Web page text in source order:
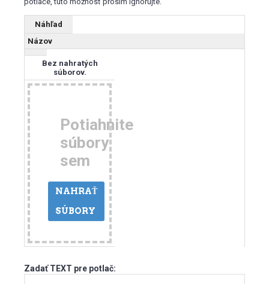
Náhľad
Názov
Bez nahratých
súborov.
Potiahnite
súbory
sem
NAHRAŤ
SÚBORY
Zadať TEXT pre potlač: